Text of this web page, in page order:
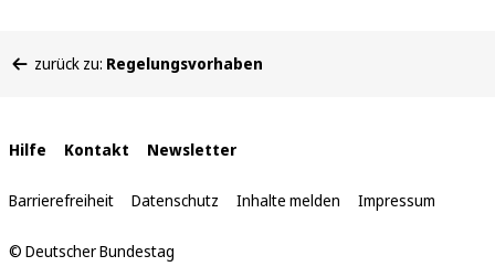
befinden
zurück zu: Regelungsvorhaben
Interne
Links
Hilfe Kontakt Newsletter
Barrierefreiheit Datenschutz Inhalte melden Impressum
© Deutscher Bundestag